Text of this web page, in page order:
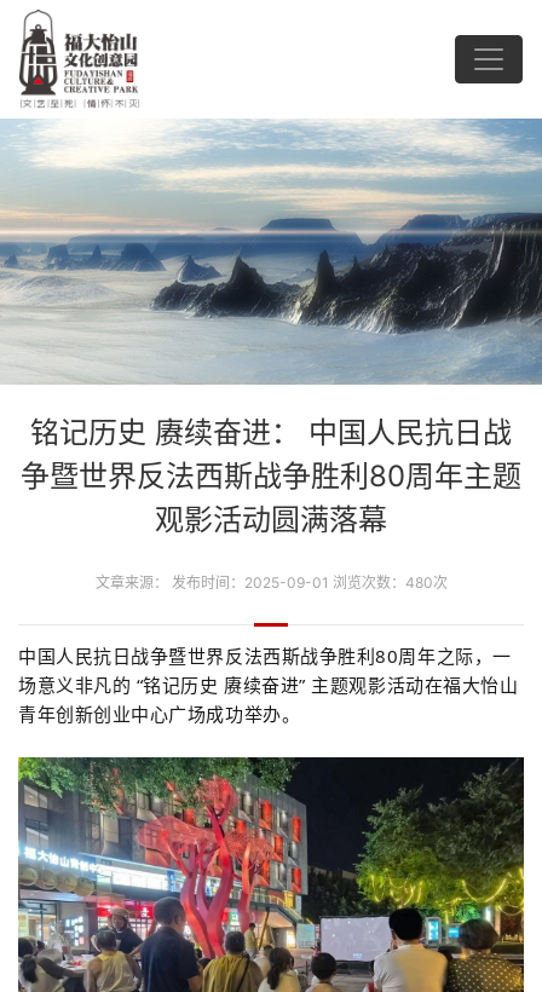
铭记历史 赓续奋进： 中国人民抗日战
争暨世界反法西斯战争胜利80周年主题
观影活动圆满落幕
文章来源： 发布时间：2025-09-01 浏览次数：480次
中国人民抗日战争暨世界反法西斯战争胜利80周年之际，一
场意义非凡的 “铭记历史 赓续奋进” 主题观影活动在福大怡山
青年创新创业中心广场成功举办。